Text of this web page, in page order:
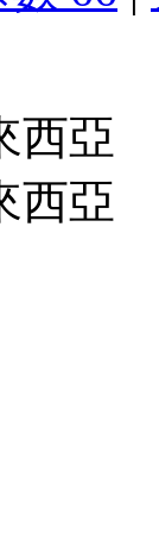
西亞
西亞